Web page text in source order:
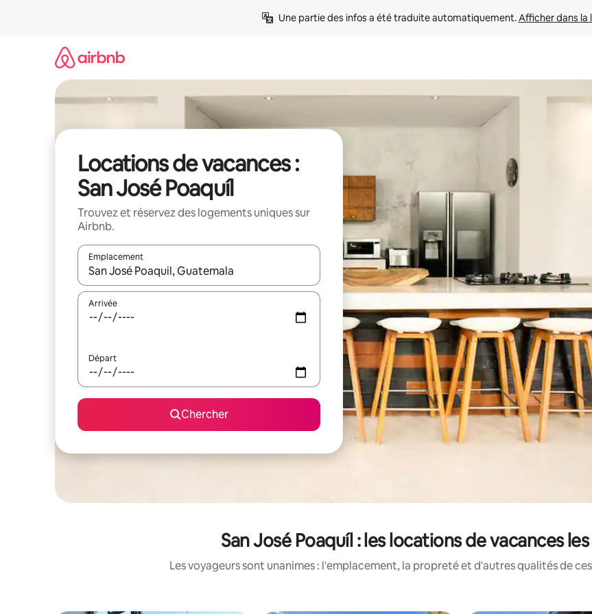
Une partie des infos a été traduite automatiquement. Afficher dans la
Locations de vacances :
San José Poaquíl
Trouvez et réservez des logements uniques sur
Airbnb.
Emplacement
Quand les résultats sont affichés, parcourez-les en utilisant les flèches vers le haut et vers le bas, ou en appuyant
Arrivée
Départ
Chercher
San José Poaquíl : les locations de vacances
Les voyageurs sont unanimes : l'emplacement, la propreté et d'autres qualités de